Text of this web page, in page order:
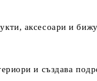
аксесоари и
и създава